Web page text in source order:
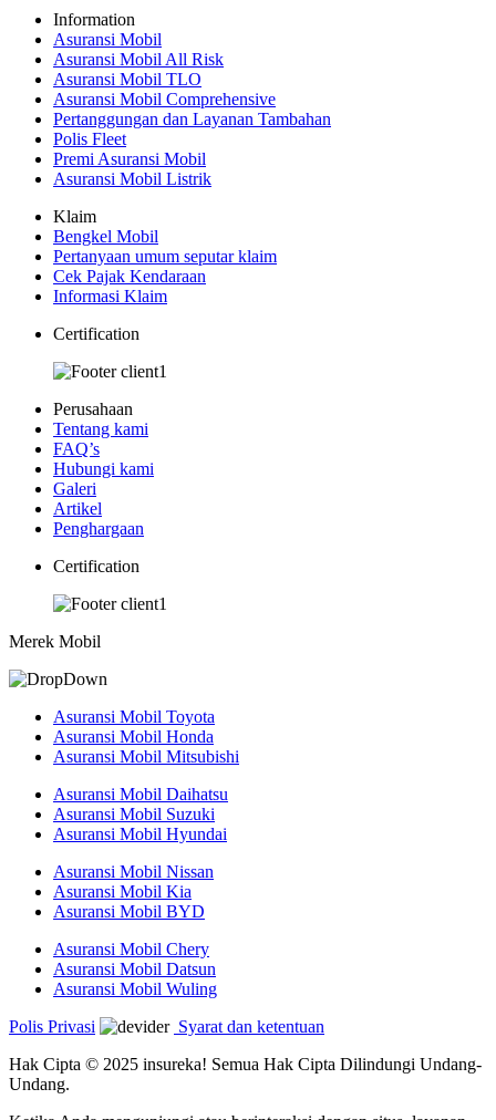
Information
Asuransi Mobil
Asuransi Mobil All Risk
Asuransi Mobil TLO
Asuransi Mobil Comprehensive
Pertanggungan dan Layanan Tambahan
Polis Fleet
Premi Asuransi Mobil
Asuransi Mobil Listrik
Klaim
Bengkel Mobil
Pertanyaan umum seputar klaim
Cek Pajak Kendaraan
Informasi Klaim
Certification
Perusahaan
Tentang kami
FAQ’s
Hubungi kami
Galeri
Artikel
Penghargaan
Certification
Merek Mobil
Asuransi Mobil Toyota
Asuransi Mobil Honda
Asuransi Mobil Mitsubishi
Asuransi Mobil Daihatsu
Asuransi Mobil Suzuki
Asuransi Mobil Hyundai
Asuransi Mobil Nissan
Asuransi Mobil Kia
Asuransi Mobil BYD
Asuransi Mobil Chery
Asuransi Mobil Datsun
Asuransi Mobil Wuling
Polis Privasi
Syarat dan ketentuan
Hak Cipta © 2025 insureka! Semua Hak Cipta Dilindungi Undang-
Undang.